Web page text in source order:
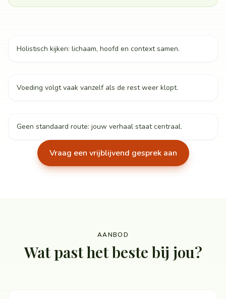
Holistisch kijken: lichaam, hoofd en context samen.
Voeding volgt vaak vanzelf als de rest weer klopt.
Geen standaard route: jouw verhaal staat centraal.
Vraag een vrijblijvend gesprek aan
AANBOD
Wat past het beste bij jou?